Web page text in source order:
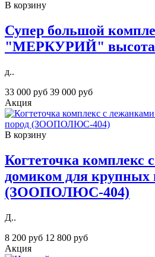
В корзину
Супер большой
"МЕРКУРИЙ" высота
д..
33 000 руб 39 000 руб
Акция
В корзину
Когтеточка комплекс
домиком для крупных
(ЗООПОЛЮС-404)
Д..
8 200 руб 12 800 руб
Акция